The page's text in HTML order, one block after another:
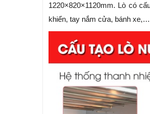
1220×820×1120mm. Lò có
khiển, tay nắm cửa, bánh xe,…